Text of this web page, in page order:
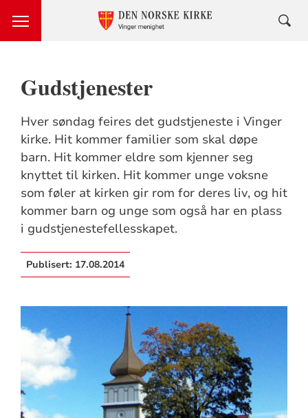
Gudstjenester
Hver søndag feires det gudstjeneste i Vinger
kirke. Hit kommer familier som skal døpe
barn. Hit kommer eldre som kjenner seg
knyttet til kirken. Hit kommer unge voksne
som føler at kirken gir rom for deres liv, og hit
kommer barn og unge som også har en plass
i gudstjenestefellesskapet.
Publisert: 17.08.2014